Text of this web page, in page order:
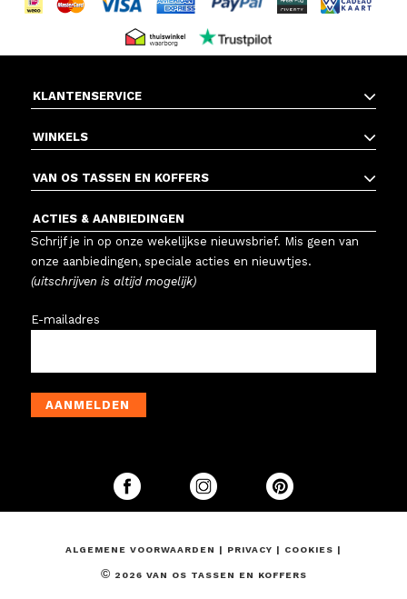
KLANTENSERVICE
WINKELS
VAN OS TASSEN EN KOFFERS
ACTIES & AANBIEDINGEN
Schrijf je in op onze wekelijkse nieuwsbrief. Mis geen van
onze aanbiedingen, speciale acties en nieuwtjes.
(uitschrijven is altijd mogelijk)
E-mailadres
AANMELDEN
ALGEMENE VOORWAARDEN | PRIVACY | COOKIES |
© 2026 VAN OS TASSEN EN KOFFERS